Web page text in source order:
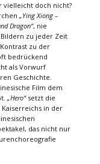
vielleicht doch nicht?
„Ying Xiong –
Dragon“, nie
zu jeder Zeit
zu der
bedrückend
als Vorwurf
Geschichte.
Film dem
„Hero“setzt die
in der
das nicht nur